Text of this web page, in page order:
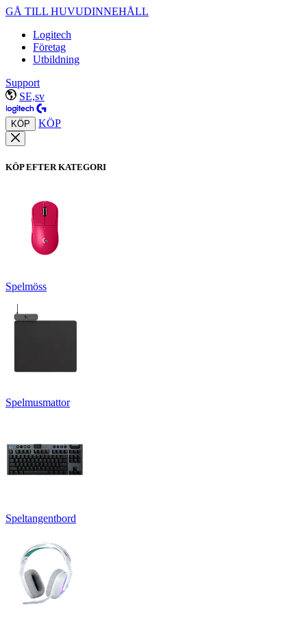
GÅ TILL HUVUDINNEHÅLL
Logitech
Företag
Utbildning
Support
SE,sv
KÖP KÖP
KÖP EFTER KATEGORI
Spelmöss
Spelmusmattor
Speltangentbord